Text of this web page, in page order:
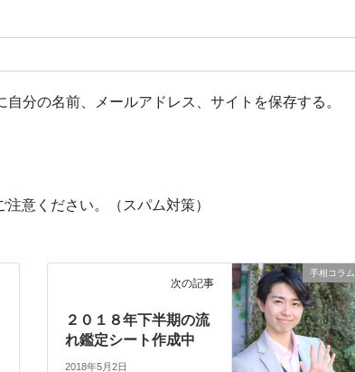
分の名前、メールアドレス、サイトを保存する。
意ください。（スパム対策）
手相コラム
次の記事
２０１８年下半期の流
れ鑑定シート作成中
2018年5月2日